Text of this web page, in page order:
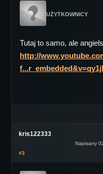
UŻYTKOWNICY
Tutaj to samo, ale
http://
kris122333
Napisany
#3